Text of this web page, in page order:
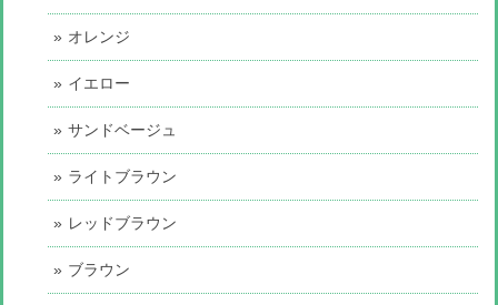
オレンジ
イエロー
サンドベージュ
ライトブラウン
レッドブラウン
ブラウン